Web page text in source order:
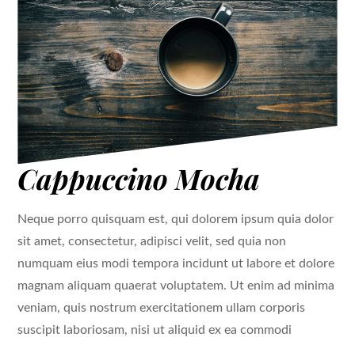
Cappuccino Mocha
Neque porro quisquam est, qui dolorem ipsum quia dolor
sit amet, consectetur, adipisci velit, sed quia non
numquam eius modi tempora incidunt ut labore et dolore
magnam aliquam quaerat voluptatem. Ut enim ad minima
veniam, quis nostrum exercitationem ullam corporis
suscipit laboriosam, nisi ut aliquid ex ea commodi